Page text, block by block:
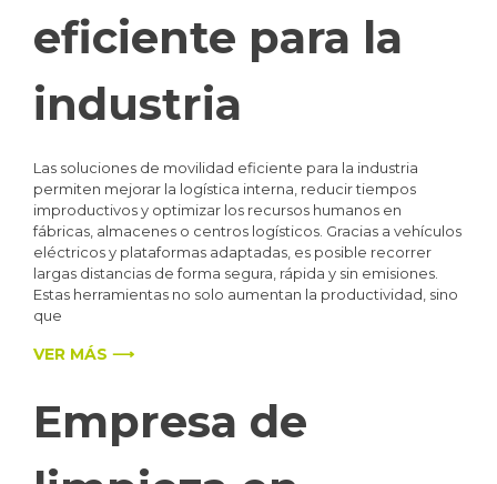
eficiente para la
industria
Las soluciones de movilidad eficiente para la industria
permiten mejorar la logística interna, reducir tiempos
improductivos y optimizar los recursos humanos en
fábricas, almacenes o centros logísticos. Gracias a vehículos
eléctricos y plataformas adaptadas, es posible recorrer
largas distancias de forma segura, rápida y sin emisiones.
Estas herramientas no solo aumentan la productividad, sino
que
VER MÁS ⟶
Empresa de